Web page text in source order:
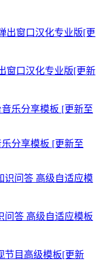
窗口汉化专业版[更新
乐分享模板 [更新至
问答 高级自适应模板